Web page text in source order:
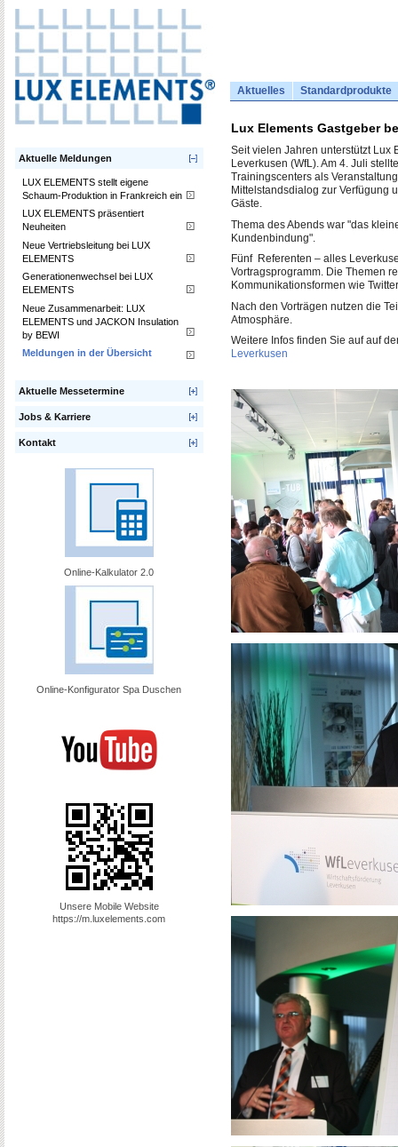
Aktuelles Standardprodukte
Aktuelle Meldungen
LUX ELEMENTS stellt eigene
Schaum-Produktion in Frankreich ein
LUX ELEMENTS präsentiert
Neuheiten
Neue Vertriebsleitung bei LUX
ELEMENTS
Generationenwechsel bei LUX
ELEMENTS
Neue Zusammenarbeit: LUX
ELEMENTS und JACKON Insulation
by BEWI
Meldungen in der Übersicht
Aktuelle Messetermine
Jobs & Karriere
Kontakt
Online-Kalkulator 2.0
Online-Konfigurator Spa Duschen
Unsere Mobile Website
https://m.luxelements.com
Lux Elements Gastgeber
Seit vielen Jahren unterstützt Lux
Leverkusen (WfL). Am 4. Juli
Trainingscenters als
Mittelstandsdialog zur Verfügung
Gäste.
Thema des Abends war "das
Kundenbindung".
Fünf Referenten – alles
Vortragsprogramm. Die Themen
Kommunikationsformen wie
Nach den Vorträgen nutzen die
Atmosphäre.
Weitere Infos finden Sie auf auf
Leverkusen